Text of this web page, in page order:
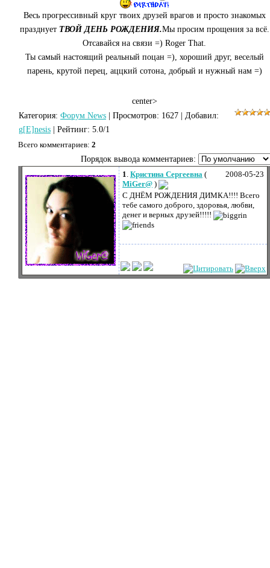
Весь прогрессивный круг твоих друзей врагов и просто знакомых
празднует ТВОЙ ДЕНЬ РОЖДЕНИЯ.Мы просим прощения за всё.
Отсавайся на связи =) Roger That.
Ты самый настоящий реальный поцан =), хороший друг, веселый
парень, крутой перец, аццкий сотона, добрый и нужный нам =)
center>
Категория: Форум News Просмотров: 1627 | Добавил:
g[E]nesis
Рейтинг: 5.0/1
Всего комментариев: 2
Порядок вывода комментариев:
2008-05-23
1. Кристина Сергеевна (
MiGer@ )
С ДНЁМ РОЖДЕНИЯ ДИМКА!!!! Всего
тебе самого доброго, здоровья, любви,
денег и верных друзей!!!!!